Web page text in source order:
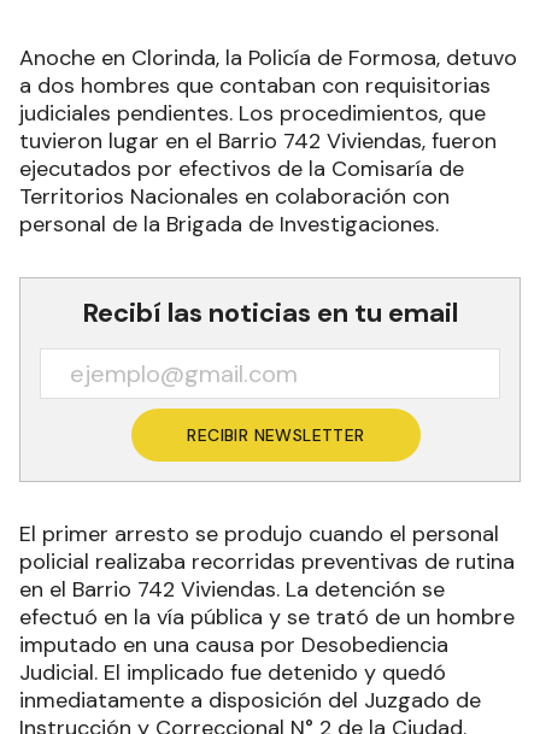
Anoche en Clorinda, la Policía de Formosa, detuvo
a dos hombres que contaban con requisitorias
judiciales pendientes. Los procedimientos, que
tuvieron lugar en el Barrio 742 Viviendas, fueron
ejecutados por efectivos de la Comisaría de
Territorios Nacionales en colaboración con
personal de la Brigada de Investigaciones.
Recibí las noticias en tu email
RECIBIR NEWSLETTER
El primer arresto se produjo cuando el personal
policial realizaba recorridas preventivas de rutina
en el Barrio 742 Viviendas. La detención se
efectuó en la vía pública y se trató de un hombre
imputado en una causa por Desobediencia
Judicial. El implicado fue detenido y quedó
inmediatamente a disposición del Juzgado de
Instrucción y Correccional N° 2 de la Ciudad.